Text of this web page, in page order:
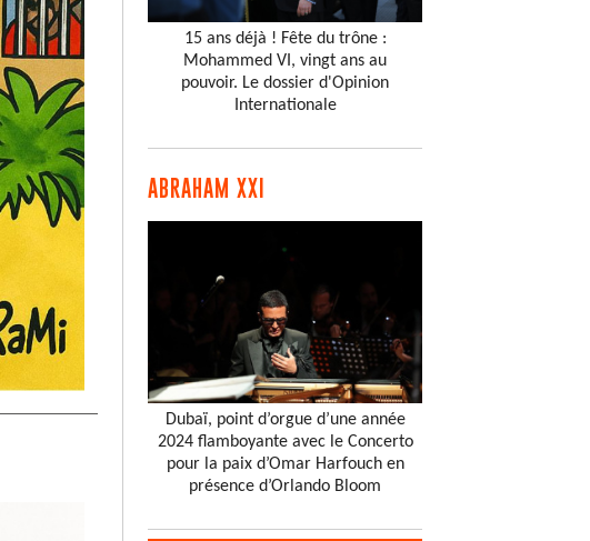
15 ans déjà ! Fête du trône :
Mohammed VI, vingt ans au
pouvoir. Le dossier d'Opinion
Internationale
ABRAHAM XXI
Dubaï, point d’orgue d’une année
2024 flamboyante avec le Concerto
pour la paix d’Omar Harfouch en
présence d’Orlando Bloom